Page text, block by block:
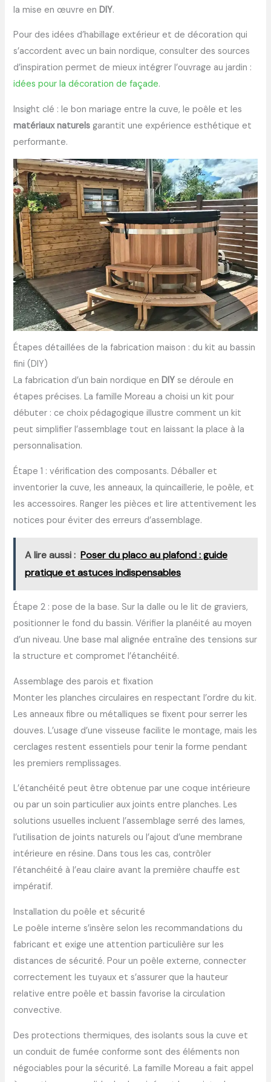
la mise en œuvre en DIY.
Pour des idées d’habillage extérieur et de décoration qui
s’accordent avec un bain nordique, consulter des sources
d’inspiration permet de mieux intégrer l’ouvrage au jardin :
idées pour la décoration de façade.
Insight clé : le bon mariage entre la cuve, le poêle et les
matériaux naturels garantit une expérience esthétique et
performante.
Étapes détaillées de la fabrication maison : du kit au bassin
fini (DIY)
La fabrication d’un bain nordique enDIY se déroule en
étapes précises. La famille Moreau a choisi un kit pour
débuter : ce choix pédagogique illustre comment un kit
peut simplifier l’assemblage tout en laissant la place à la
personnalisation.
Étape 1 : vérification des composants. Déballer et
inventorier la cuve, les anneaux, la quincaillerie, le poêle, et
les accessoires. Ranger les pièces et lire attentivement les
notices pour éviter des erreurs d’assemblage.
A lire aussi : Poser du placo au plafond : guide
pratique et astuces indispensables
Étape 2 : pose de la base. Sur la dalle ou le lit de graviers,
positionner le fond du bassin. Vérifier la planéité au moyen
d’un niveau. Une base mal alignée entraîne des tensions sur
la structure et compromet l’étanchéité.
Assemblage des parois et fixation
Monter les planches circulaires en respectant l’ordre du kit.
Les anneaux fibre ou métalliques se fixent pour serrer les
douves. L’usage d’une visseuse facilite le montage, mais les
cerclages restent essentiels pour tenir la forme pendant
les premiers remplissages.
L’étanchéité peut être obtenue par une coque intérieure
ou par un soin particulier aux joints entre planches. Les
solutions usuelles incluent l’assemblage serré des lames,
l’utilisation de joints naturels ou l’ajout d’une membrane
intérieure en résine. Dans tous les cas, contrôler
l’étanchéité à l’eau claire avant la première chauffe est
impératif.
Installation du poêle et sécurité
Le poêle interne s’insère selon les recommandations du
fabricant et exige une attention particulière sur les
distances de sécurité. Pour un poêle externe, connecter
correctement les tuyaux et s’assurer que la hauteur
relative entre poêle et bassin favorise la circulation
convective.
Des protections thermiques, des isolants sous la cuve et
un conduit de fumée conforme sont des éléments non
négociables pour la sécurité. La famille Moreau a fait appel